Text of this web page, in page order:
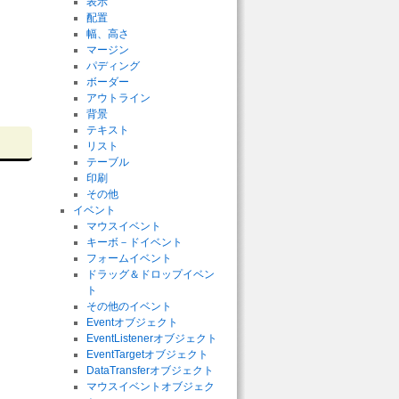
配置
幅、高さ
マージン
パディング
ボーダー
アウトライン
背景
テキスト
リスト
テーブル
印刷
その他
イベント
マウスイベント
キーボ－ドイベント
フォームイベント
ドラッグ＆ドロップイベン
ト
その他のイベント
Eventオブジェクト
EventListenerオブジェクト
EventTargetオブジェクト
DataTransferオブジェクト
マウスイベントオブジェク